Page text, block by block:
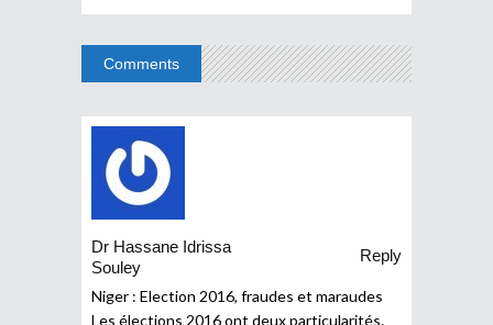
Comments
Dr Hassane Idrissa
Souley
Reply
Niger : Election 2016, fraudes et maraudes
Les élections 2016 ont deux particularités.